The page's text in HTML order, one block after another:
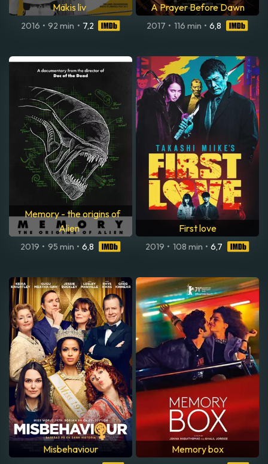
Mäkis liv
2016 • 92 min • 7,2
A Prayer Before Dawn
2017 • 116 min • 6,8
Memory - the origins of
Alien
2019 • 95 min • 6,8
First love
2019 • 108 min • 6,7
Misbehaviour Memory box